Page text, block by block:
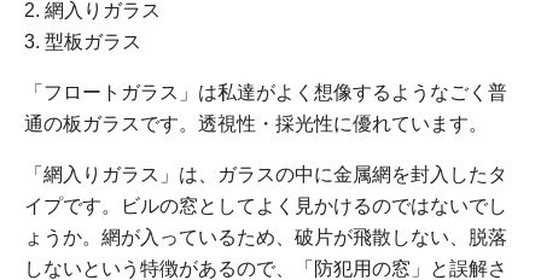
2. 網入りガラス
3. 型板ガラス
「フロートガラス」は私達がよく想像するようなごく普
通の板ガラスです。透視性・採光性に優れています。
「網入りガラス」は、ガラスの中に金属網を封入したタ
イプです。ビルの窓としてよく見かけるのではないでし
ょうか。網が入っているため、破片が飛散しない、脱落
しないという特徴があるので、「防犯用の窓」と誤解さ